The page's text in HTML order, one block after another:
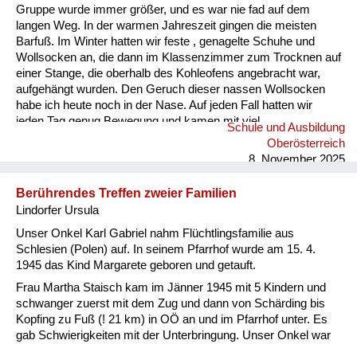
Gruppe wurde immer größer, und es war nie fad auf dem
langen Weg. In der warmen Jahreszeit gingen die meisten
Barfuß. Im Winter hatten wir feste , genagelte Schuhe und
Wollsocken an, die dann im Klassenzimmer zum Trocknen auf
einer Stange, die oberhalb des Kohleofens angebracht war,
aufgehängt wurden. Den Geruch dieser nassen Wollsocken
habe ich heute noch in der Nase. Auf jeden Fall hatten wir
jeden Tag genug Bewegung und kamen mit vielSchule und Ausbildung
Oberösterreich
8. November 2025
Berührendes Treffen zweier Familien
Lindorfer Ursula
Unser Onkel Karl Gabriel nahm Flüchtlingsfamilie aus
Schlesien (Polen) auf. In seinem Pfarrhof wurde am 15. 4.
1945 das Kind Margarete geboren und getauft.
Frau Martha Staisch kam im Jänner 1945 mit 5 Kindern und
schwanger zuerst mit dem Zug und dann von Schärding bis
Kopfing zu Fuß (! 21 km) in OÖ an und im Pfarrhof unter. Es
gab Schwierigkeiten mit der Unterbringung. Unser Onkel war